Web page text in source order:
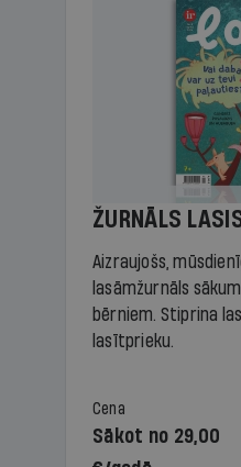
ŽURNĀLS
Aizraujošs,
lasāmžurnāls
bērniem. Stiprina
lasītprieku.
Cena
Sākot no 29,00